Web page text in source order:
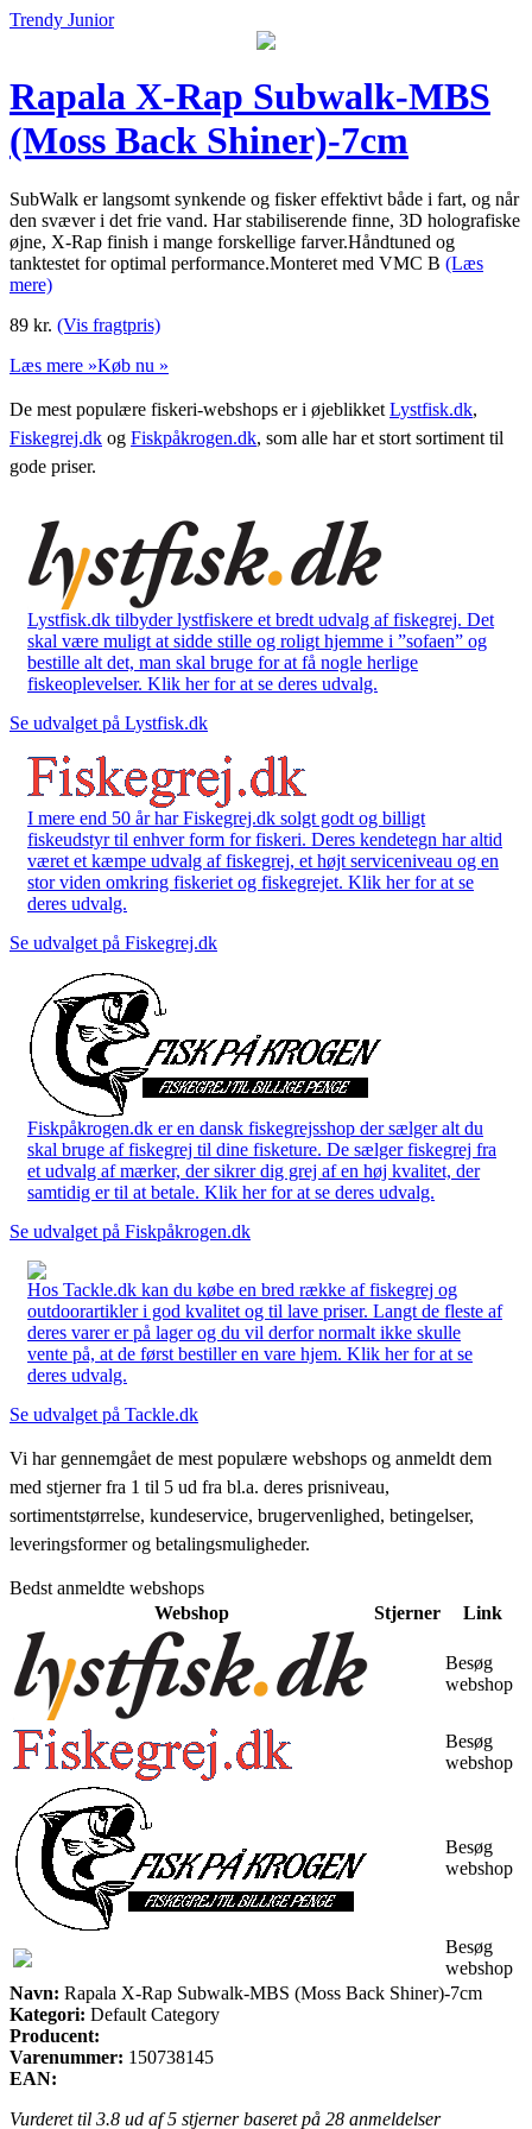
Trendy Junior
Rapala X-Rap Subwalk-MBS
(Moss Back Shiner)-7cm
SubWalk er langsomt synkende og fisker effektivt både i fart, og når
den svæver i det frie vand. Har stabiliserende finne, 3D holografiske
øjne, X-Rap finish i mange forskellige farver.Håndtuned og
tanktestet for optimal performance.Monteret med VMC B (Læs
mere)
89 kr. (Vis fragtpris)
Læs mere »Køb nu »
De mest populære fiskeri-webshops er i øjeblikket Lystfisk.dk,
Fiskegrej.dk og Fiskpåkrogen.dk, som alle har et stort sortiment til
gode priser.
Lystfisk.dk tilbyder lystfiskere et bredt udvalg af fiskegrej. Det
skal være muligt at sidde stille og roligt hjemme i ”sofaen” og
bestille alt det, man skal bruge for at få nogle herlige
fiskeoplevelser. Klik her for at se deres udvalg.
Se udvalget på Lystfisk.dk
I mere end 50 år har Fiskegrej.dk solgt godt og billigt
fiskeudstyr til enhver form for fiskeri. Deres kendetegn har altid
været et kæmpe udvalg af fiskegrej, et højt serviceniveau og en
stor viden omkring fiskeriet og fiskegrejet. Klik her for at se
deres udvalg.
Se udvalget på Fiskegrej.dk
Fiskpåkrogen.dk er en dansk fiskegrejsshop der sælger alt du
skal bruge af fiskegrej til dine fisketure. De sælger fiskegrej fra
et udvalg af mærker, der sikrer dig grej af en høj kvalitet, der
samtidig er til at betale. Klik her for at se deres udvalg.
Se udvalget på Fiskpåkrogen.dk
Hos Tackle.dk kan du købe en bred række af fiskegrej og
outdoorartikler i god kvalitet og til lave priser. Langt de fleste af
deres varer er på lager og du vil derfor normalt ikke skulle
vente på, at de først bestiller en vare hjem. Klik her for at se
deres udvalg.
Se udvalget på Tackle.dk
Vi har gennemgået de mest populære webshops og anmeldt dem
med stjerner fra 1 til 5 ud fra bl.a. deres prisniveau,
sortimentstørrelse, kundeservice, brugervenlighed, betingelser,
leveringsformer og betalingsmuligheder.
Bedst anmeldte webshops
Webshop
Stjerner Link
Besøg
webshop
Besøg
webshop
Besøg
webshop
Besøg
webshop
Navn: Rapala X-Rap Subwalk-MBS (Moss Back Shiner)-7cm
Kategori: Default Category
Producent:
Varenummer: 150738145
EAN:
Vurderet til 3.8 ud af 5 stjerner baseret på 28 anmeldelser